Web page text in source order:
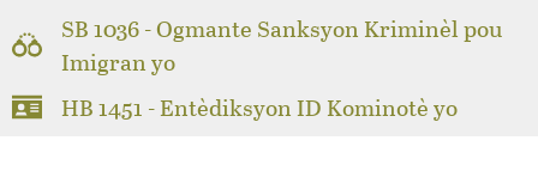
SB 1036 - Ogmante Sanksyon Kriminèl pou
Imigran yo
HB 1451 - Entèdiksyon ID Kominotè yo